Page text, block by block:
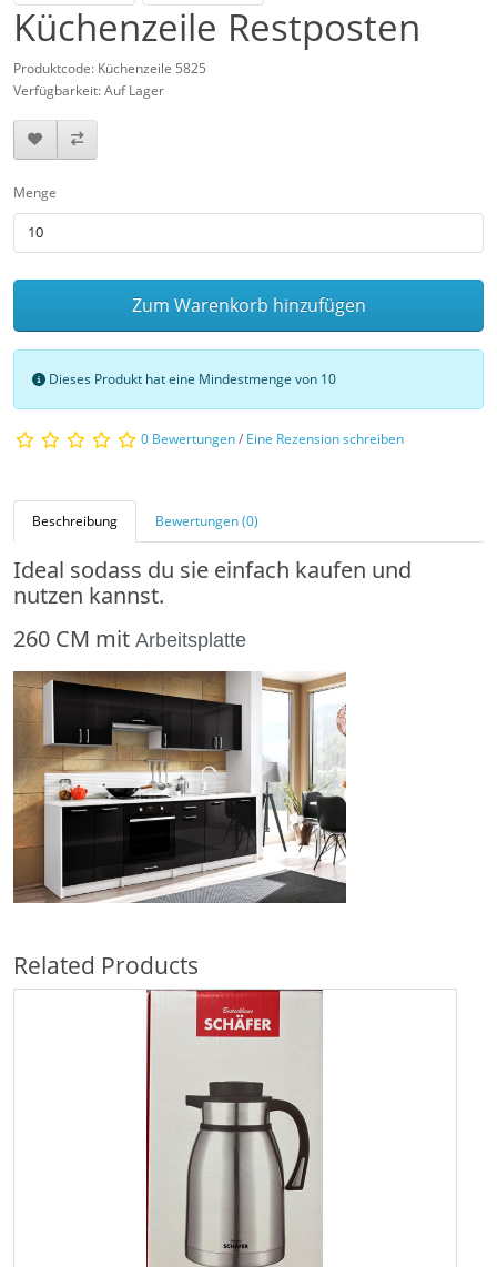
Küchenzeile Restposten
Produktcode: Küchenzeile 5825
Verfügbarkeit: Auf Lager
Menge
Zum Warenkorb hinzufügen
Dieses Produkt hat eine Mindestmenge von 10
0 Bewertungen/ Eine Rezension schreiben
Beschreibung Bewertungen (0)
Ideal sodass du sie einfach kaufen und
nutzen kannst.
260 CM mit Arbeitsplatte
Related Products